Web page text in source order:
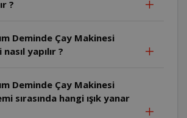
?
Deminde Çay Makinesi
yapılır ?
Deminde Çay Makinesi
sırasında hangi ışık yanar